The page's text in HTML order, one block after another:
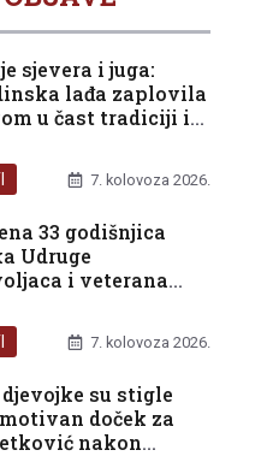
sjevera i juga:
lađa zaplovila
u čast tradiciji i
7. kolovoza 2026.
33 godišnjica
Udruge
i veterana
Hrvatske u
Podružnice
7. kolovoza 2026.
su stigle
doček za
nakon